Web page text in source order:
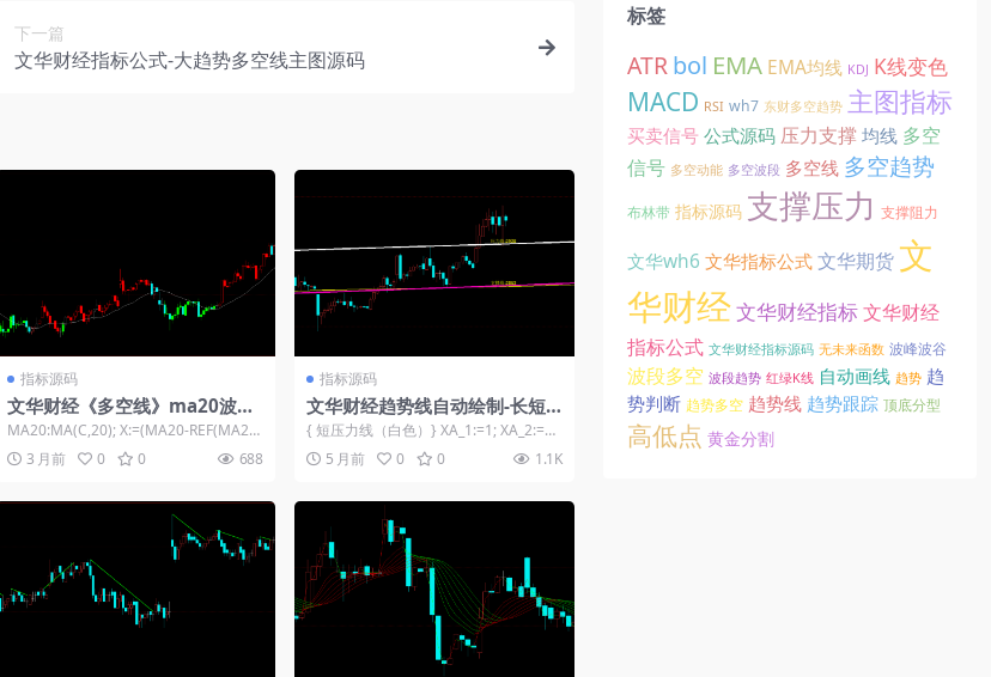
下一篇
文华财经指标公式-大趋势多空线主图源码
指标源码
文华财经《多空线》ma20波段
趋势转折主图
MA20:MA(C,20); X:=(MA20-REF(MA20,
1)); UP...
3 月前 0 0 688
指标源码
文华财经趋势线自动绘制-长短
周期高低点精准连线
{ 短压力线（白色）} XA_1:=1; XA_2:=5;
XA_4:=REF(...
5 月前 0 0 1.1K
标签
ATRbol EMA EMA均线 KDJ K线变色
MACD RSI wh7 东财多空趋势 主图指标
买卖信号公式源码 压力支撑 均线 多空
信号 多空动能 多空波段 多空线 多空趋势
布林带 指标源码 支撑压力 支撑阻力
文华wh6 文华指标公式文华期货文
华财经文华财经指标文华财经
指标公式 文华财经指标源码 无未来函数 波峰波谷
波段多空 波段趋势 红绿K线 自动画线 趋势 趋
势判断 趋势多空 趋势线 趋势跟踪 顶底分型
高低点 黄金分割